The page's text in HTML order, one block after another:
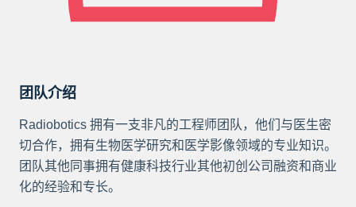
团队介绍
Radiobotics 拥有一支非凡的工程师团队，他们与医生密
切合作，拥有生物医学研究和医学影像领域的专业知识。
团队其他同事拥有健康科技行业其他初创公司融资和商业
化的经验和专长。